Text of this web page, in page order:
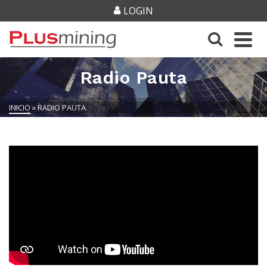
LOGIN
Radio Pauta
INICIO »RADIO PAUTA